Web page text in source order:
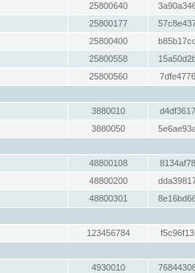
25800640
25800177
25800400
25800558
25800560
3880010
3880050
48800108
48800200
48800301
123456784
4930010